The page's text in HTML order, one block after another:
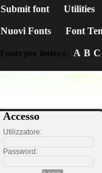
Submit font Utilities
Nuovi Fonts Font
Fonts per lettera: A B C
Accesso
Utilizzatore:
Password: